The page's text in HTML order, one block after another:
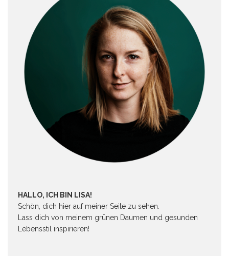
HALLO, ICH BIN LISA!
Schön, dich hier auf meiner Seite zu sehen.
Lass dich von meinem grünen Daumen und gesunden
Lebensstil inspirieren!